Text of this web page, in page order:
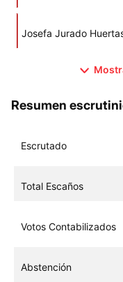
Josefa Jurado
Resumen
Escrutado
Total Escaños
Votos Contabilizados
Abstención